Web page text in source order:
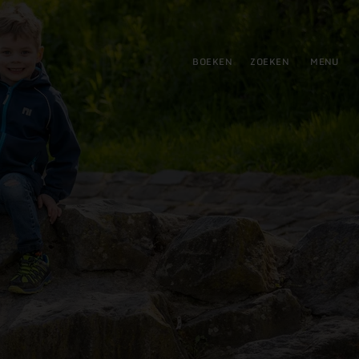
BOEKEN ZOEKEN MENU